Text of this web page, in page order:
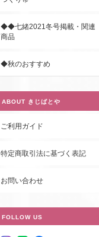
◆◆七緒2021冬号掲載・関連
商品
◆秋のおすすめ
ABOUT きじばとや
ご利用ガイド
特定商取引法に基づく表記
お問い合わせ
FOLLOW US